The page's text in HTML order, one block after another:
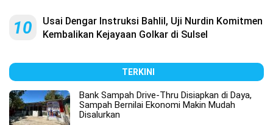
10
Usai Dengar Instruksi Bahlil, Uji Nurdin Komitmen
Kembalikan Kejayaan Golkar di Sulsel
TERKINI
Bank Sampah Drive-Thru Disiapkan di Daya,
Sampah Bernilai Ekonomi Makin Mudah
Disalurkan